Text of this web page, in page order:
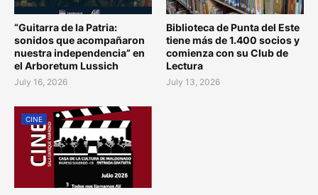
“Guitarra de la Patria:
sonidos que acompañaron
nuestra independencia” en
el Arboretum Lussich
July 16, 2026
Biblioteca de Punta del Este
tiene más de 1.400 socios y
comienza con su Club de
Lectura
July 13, 2026
CINE